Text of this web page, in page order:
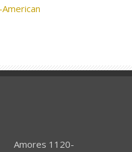
Amores 1120-